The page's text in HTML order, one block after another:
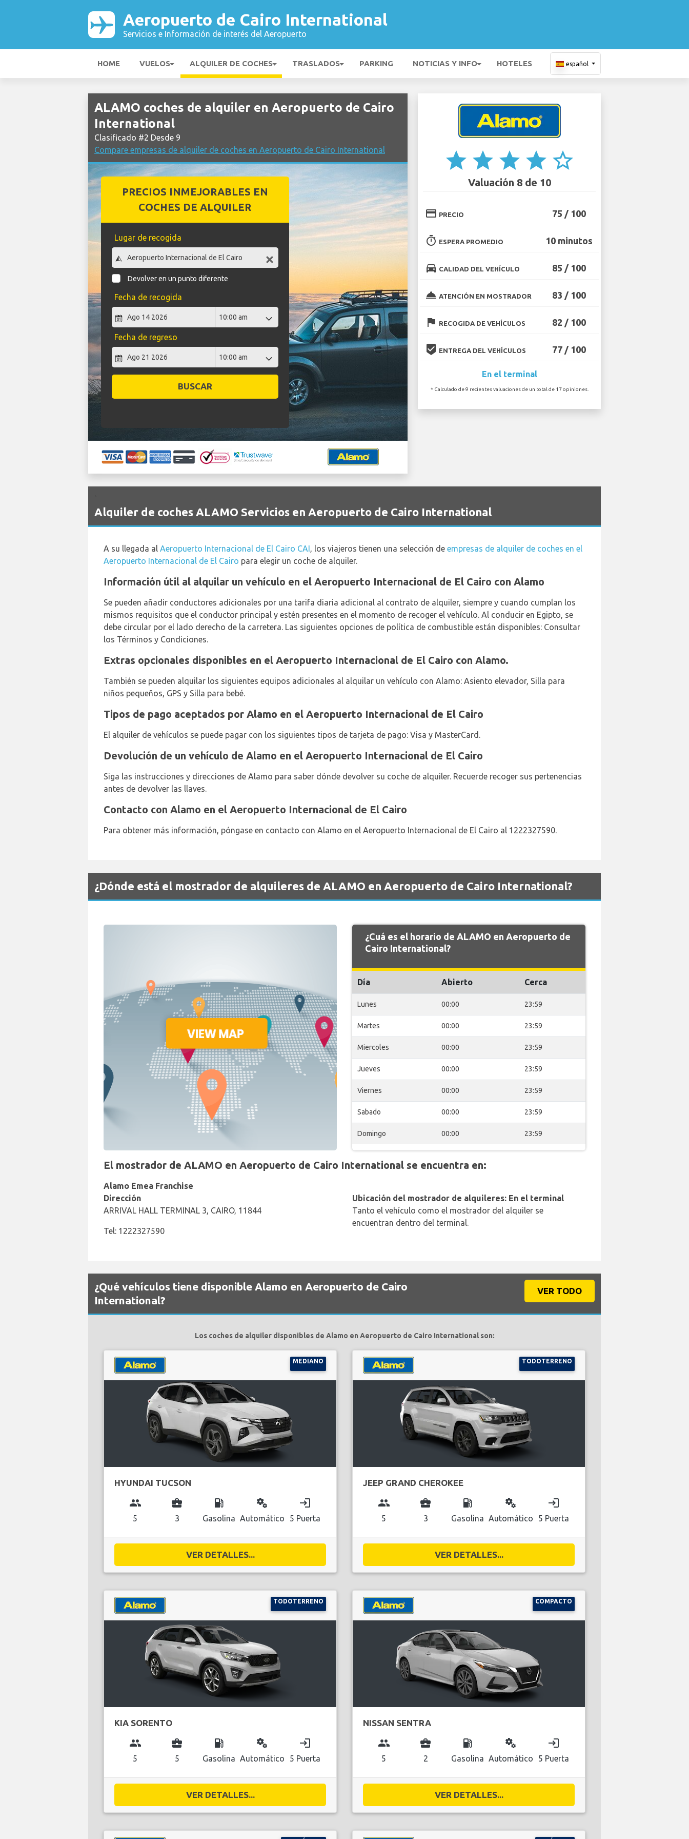
Aeropuerto de Cairo International
Servicios e Información de interés del Aeropuerto
HOME VUELOS ALQUILER DE COCHES TRASLADOS PARKING NOTICIAS Y INFO HOTELES español
ALAMO coches de alquiler en Aeropuerto de Cairo
International
Clasificado #2 Desde 9
Compare empresas de alquiler de coches en Aeropuerto de Cairo International
PRECIOS INMEJORABLES EN
COCHES DE ALQUILER
Lugar de recogida
Devolver en un punto diferente
Fecha de recogida
Fecha de regreso
BUSCAR
star star star star star_border
Valuación 8 de 10
credit_card PRECIO 75 / 100
timer ESPERA PROMEDIO 10 minutos
directions_car CALIDAD DEL VEHÍCULO 85 / 100
room_service ATENCIÓN EN MOSTRADOR 83 / 100
flag RECOGIDA DE VEHÍCULOS 82 / 100
beenhere ENTREGA DEL VEHÍCULOS 77 / 100
En el terminal
* Calculado de 9 recientes valuaciones de un total de 17 opiniones.
Alquiler de coches ALAMO Servicios en Aeropuerto de Cairo International
A su llegada al Aeropuerto Internacional de El Cairo CAI, los viajeros tienen una selección de empresas de alquiler de coches en el
Aeropuerto Internacional de El Cairo para elegir un coche de alquiler.
Información útil al alquilar un vehículo en el Aeropuerto Internacional de El Cairo con Alamo
Se pueden añadir conductores adicionales por una tarifa diaria adicional al contrato de alquiler, siempre y cuando cumplan los
mismos requisitos que el conductor principal y estén presentes en el momento de recoger el vehículo. Al conducir en Egipto, se
debe circular por el lado derecho de la carretera. Las siguientes opciones de política de combustible están disponibles: Consultar
los Términos y Condiciones.
Extras opcionales disponibles en el Aeropuerto Internacional de El Cairo con Alamo.
También se pueden alquilar los siguientes equipos adicionales al alquilar un vehículo con Alamo: Asiento elevador, Silla para
niños pequeños, GPS y Silla para bebé.
Tipos de pago aceptados por Alamo en el Aeropuerto Internacional de El Cairo
El alquiler de vehículos se puede pagar con los siguientes tipos de tarjeta de pago: Visa y MasterCard.
Devolución de un vehículo de Alamo en el Aeropuerto Internacional de El Cairo
Siga las instrucciones y direcciones de Alamo para saber dónde devolver su coche de alquiler. Recuerde recoger sus pertenencias
antes de devolver las llaves.
Contacto con Alamo en el Aeropuerto Internacional de El Cairo
Para obtener más información, póngase en contacto con Alamo en el Aeropuerto Internacional de El Cairo al 1222327590.
¿Dónde está el mostrador de alquileres de ALAMO en Aeropuerto de Cairo International?
¿Cuá es el horario de ALAMO en Aeropuerto de
Cairo International?
Día Abierto Cerca
Lunes 00:00 23:59
Martes 00:00 23:59
Miercoles 00:00 23:59
Jueves 00:00 23:59
Viernes 00:00 23:59
Sabado 00:00 23:59
Domingo 00:00 23:59
El mostrador de ALAMO en Aeropuerto de Cairo International se encuentra en:
Alamo Emea Franchise
Dirección
ARRIVAL HALL TERMINAL 3, CAIRO, 11844
Tel: 1222327590
Ubicación del mostrador de alquileres: En el terminal
Tanto el vehículo como el mostrador del alquiler se
encuentran dentro del terminal.
¿Qué vehículos tiene disponible Alamo en Aeropuerto de Cairo
International?
VER TODO
Los coches de alquiler disponibles de Alamo en Aeropuerto de Cairo International son:
MEDIANO
HYUNDAI TUCSON
group
5
business_center
3
local_gas_station
Gasolina
miscellaneous_services
Automático
login
5 Puerta
VER DETALLES...
TODOTERRENO
JEEP GRAND CHEROKEE
group
5
business_center
3
local_gas_station
Gasolina
miscellaneous_services
Automático
login
5 Puerta
VER DETALLES...
TODOTERRENO
KIA SORENTO
group
5
business_center
5
local_gas_station
Gasolina
miscellaneous_services
Automático
login
5 Puerta
VER DETALLES...
COMPACTO
NISSAN SENTRA
group
5
business_center
2
local_gas_station
Gasolina
miscellaneous_services
Automático
login
5 Puerta
VER DETALLES...